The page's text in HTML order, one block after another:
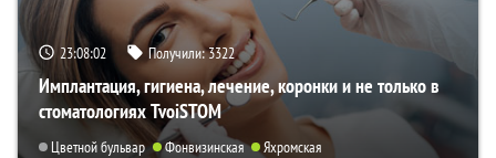
23:08:01 Получили:3322
Имплантация, гигиена, лечение, коронки и не только в
стоматологиях TvoiSTOM
Цветной бульвар Фонвизинская Яхромская